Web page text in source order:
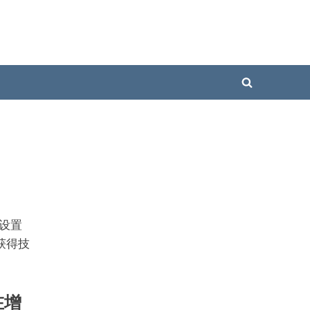
Toggle
置
得技
增